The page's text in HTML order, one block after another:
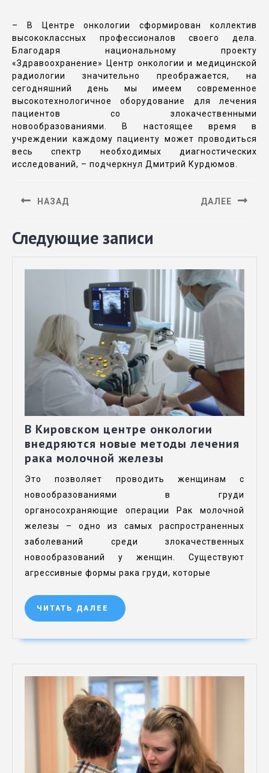
– В Центре онкологии сформирован коллектив
высококлассных профессионалов своего дела.
Благодаря национальному проекту
«Здравоохранение» Центр онкологии и медицинской
радиологии значительно преображается, на
сегодняшний день мы имеем современное
высокотехнологичное оборудование для лечения
пациентов со злокачественными
новообразованиями. В настоящее время в
учреждении каждому пациенту может проводиться
весь спектр необходимых диагностических
исследований, – подчеркнул Дмитрий Курдюмов.
НАЗАД ДАЛЕЕ
Следующие записи
В Кировском центре онкологии
внедряются новые методы лечения
рака молочной железы
Это позволяет проводить женщинам с
новообразованиями в груди
органосохраняющие операции Рак молочной
железы – одно из самых распространенных
заболеваний среди злокачественных
новообразований у женщин. Существуют
агрессивные формы рака груди, которые
ЧИТАТЬ ДАЛЕЕ